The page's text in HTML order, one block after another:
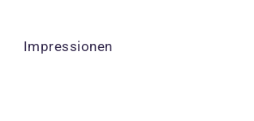
Impressionen